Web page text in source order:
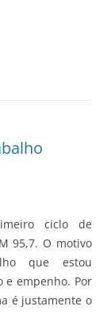
ciclo de
95,7. O motivo
que estou
e empenho. Por
é justamente o